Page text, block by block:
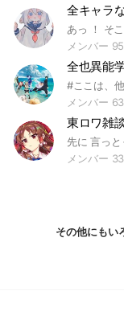
送り過ぎ注意！） 地雷踏み過ぎ ❌ 基礎はこのくらいかな？ あ
とは入って確かめてね！ 次は良い所紹介！ 1，
っかりとしている
ない方に分かりや
に絡んでみて教
優しいです！ で
手するのは辞めてください。 2， 元
──────────◇ 夜だろうと、普通に起きている人が居るの
で騒げる！（？） 昼夜
り沢山
山！ 修学旅行や
参加可能！！ 通知結構溜まるよ（ みんなで騒ごう！ その他は
入ってから気づく
東方学園 #学園
全キャラ
メンバー 95
全也異能
メンバー 63
東ロワ雑
メンバー 33
その他にもい